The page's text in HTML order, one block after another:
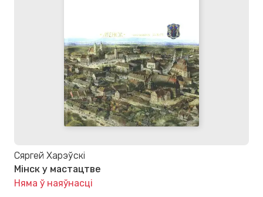
Сяргей Харэўскі
Мінск у мастацтве
Няма ў наяўнасці